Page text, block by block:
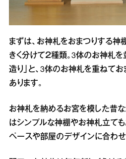
まずは、お神札をおまつりする神
きく分けて２種類。3体のお神札
造り」と、3体のお神札を重ねてお
あります。
お神札を納めるお宮を模した昔
はシンプルな神棚やお神札立ても
ペースや部屋のデザインに合わせ